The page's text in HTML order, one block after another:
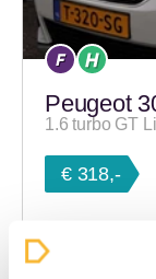
Peugeot
1.6 turbo GT
€ 318,-